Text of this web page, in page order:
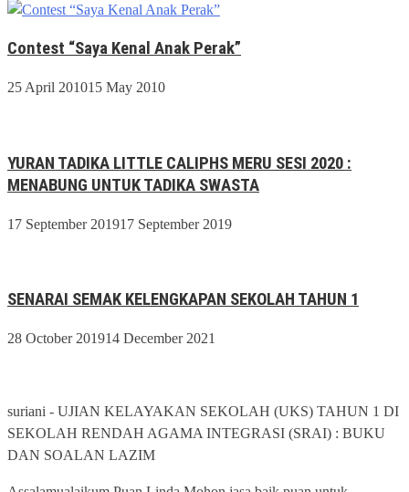
Contest “Saya Kenal Anak Perak”
25 April 201015 May 2010
YURAN TADIKA LITTLE CALIPHS MERU SESI 2020 :
MENABUNG UNTUK TADIKA SWASTA
17 September 201917 September 2019
SENARAI SEMAK KELENGKAPAN SEKOLAH TAHUN 1
28 October 201914 December 2021
suriani - UJIAN KELAYAKAN SEKOLAH (UKS) TAHUN 1 DI
SEKOLAH RENDAH AGAMA INTEGRASI (SRAI) : BUKU
DAN SOALAN LAZIM